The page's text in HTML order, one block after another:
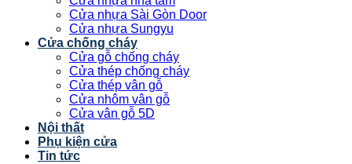
Cửa nhựa Sài Gòn Door
Cửa nhựa Sungyu
Cửa chống cháy
Cửa gỗ chống cháy
Cửa thép chống cháy
Cửa thép vân gỗ
Cửa nhôm vân gỗ
Cửa vân gỗ 5D
Nội thất
Phụ kiện cửa
Tin tức